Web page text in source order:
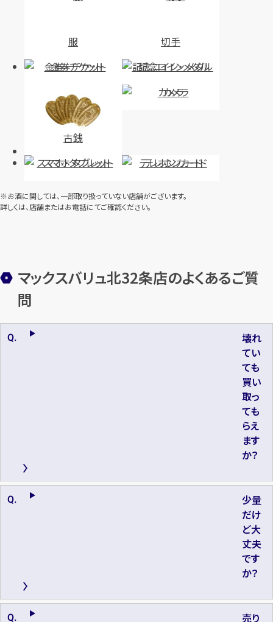
服
切手
金券・チケット
記念コイン・メダル
古銭
カメラ
スマホ・タブレット テレホンカード
※お酒に関しては、一部取り扱っていない店舗がございます。
詳しくは、店舗またはお電話にてご確認ください。
マックスバリュ北32条店のよくあるご質
問
壊れ
てい
ても
買い
取っ
ても
らえ
ます
か？
少量
だけ
ど大
丈夫
です
か？
売り